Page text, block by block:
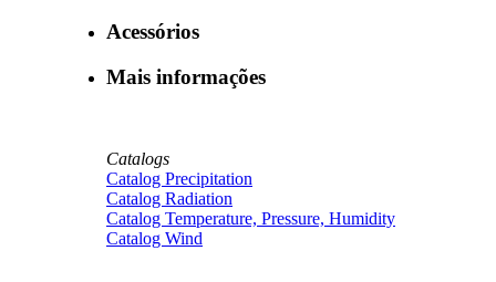
Acessórios
Mais informações
Catalogs
Catalog Precipitation
Catalog Radiation
Catalog Temperature, Pressure, Humidity
Catalog Wind